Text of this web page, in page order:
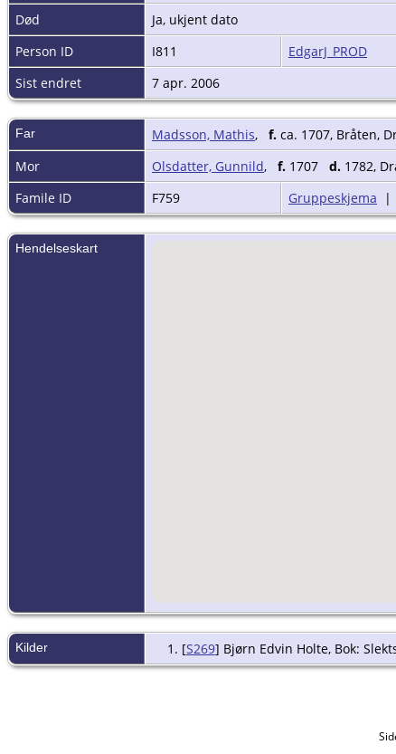
Død
Ja, ukjent dato
Person ID
I811
EdgarJ_PROD
Sist endret
7 apr. 2006
Far Madsson, Mathis, f. ca. 1707, Bråten,
Mor
Olsdatter, Gunnild, f. 1707 d. 1782,
Famile ID
F759 Gruppeskjema |
Hendelseskart
Kilder [S269] Bjørn Edvin Holte, Bok: